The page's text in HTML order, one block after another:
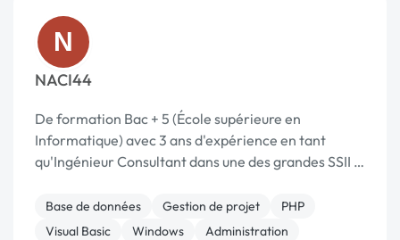
N
NACI44
De formation Bac + 5 (École supérieure en
Informatique) avec 3 ans d'expérience en tant
qu'Ingénieur Consultant dans une des grandes SSII à
parfaitement à vos besoins concernant la création
de sites Web, la r...
Base de données Gestion de projet
PHP
Visual Basic
Windows
Administration